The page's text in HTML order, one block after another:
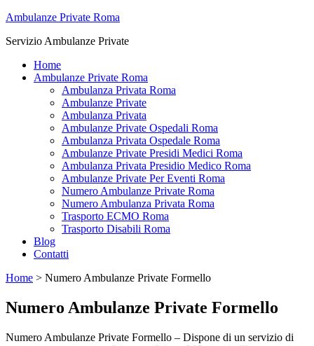
Ambulanze Private Roma
Servizio Ambulanze Private
Home
Ambulanze Private Roma
Ambulanza Privata Roma
Ambulanze Private
Ambulanza Privata
Ambulanze Private Ospedali Roma
Ambulanza Privata Ospedale Roma
Ambulanze Private Presidi Medici Roma
Ambulanza Privata Presidio Medico Roma
Ambulanze Private Per Eventi Roma
Numero Ambulanze Private Roma
Numero Ambulanza Privata Roma
Trasporto ECMO Roma
Trasporto Disabili Roma
Blog
Contatti
Home > Numero Ambulanze Private Formello
Numero Ambulanze Private Formello
Numero Ambulanze Private Formello – Dispone di un servizio di